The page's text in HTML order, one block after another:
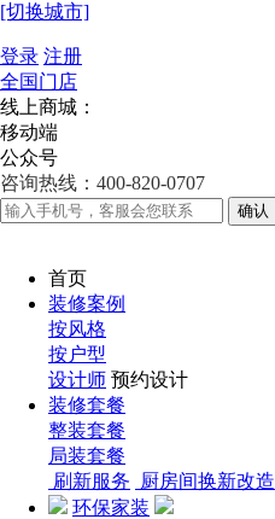
[切换城市]
登录 注册
全国门店
线上商城：
移动端
公众号
咨询热线：400-820-0707
确认
首页
装修案例
按风格
按户型
设计师 预约设计
装修套餐
整装套餐
局装套餐
刷新服务
厨房间换新改造
环保家装